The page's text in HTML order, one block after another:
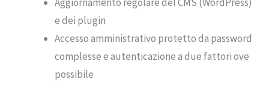
e dei plugin
Accesso amministrativo protetto da password
complesse e autenticazione a due fattori ove
possibile